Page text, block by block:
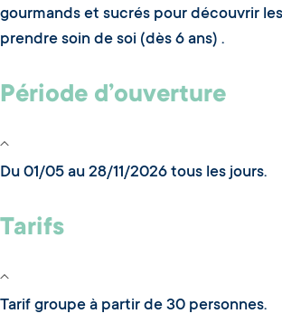
gourmands et sucrés pour découvrir
prendre soin de soi (dès 6 ans) .
Période d’ouverture
Du 01/05 au 28/11/2026 tous les jours.
Tarifs
Tarif groupe à partir de 30 personnes.